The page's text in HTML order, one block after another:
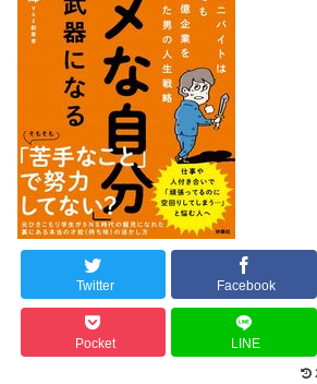
Twitter Facebook
Pocket LINE